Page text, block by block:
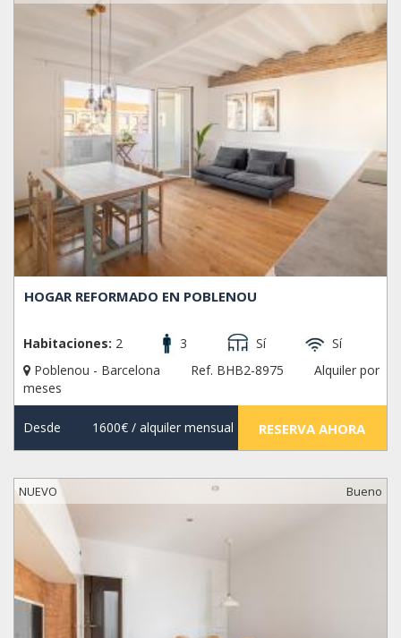
HOGAR REFORMADO EN POBLENOU
Habitaciones: 2 3 Sí
Sí
Poblenou - Barcelona
Ref. BHB2-8975
Alquiler por
meses
Desde 1600€/ alquiler mensual RESERVA AHORA
NUEVO Bueno